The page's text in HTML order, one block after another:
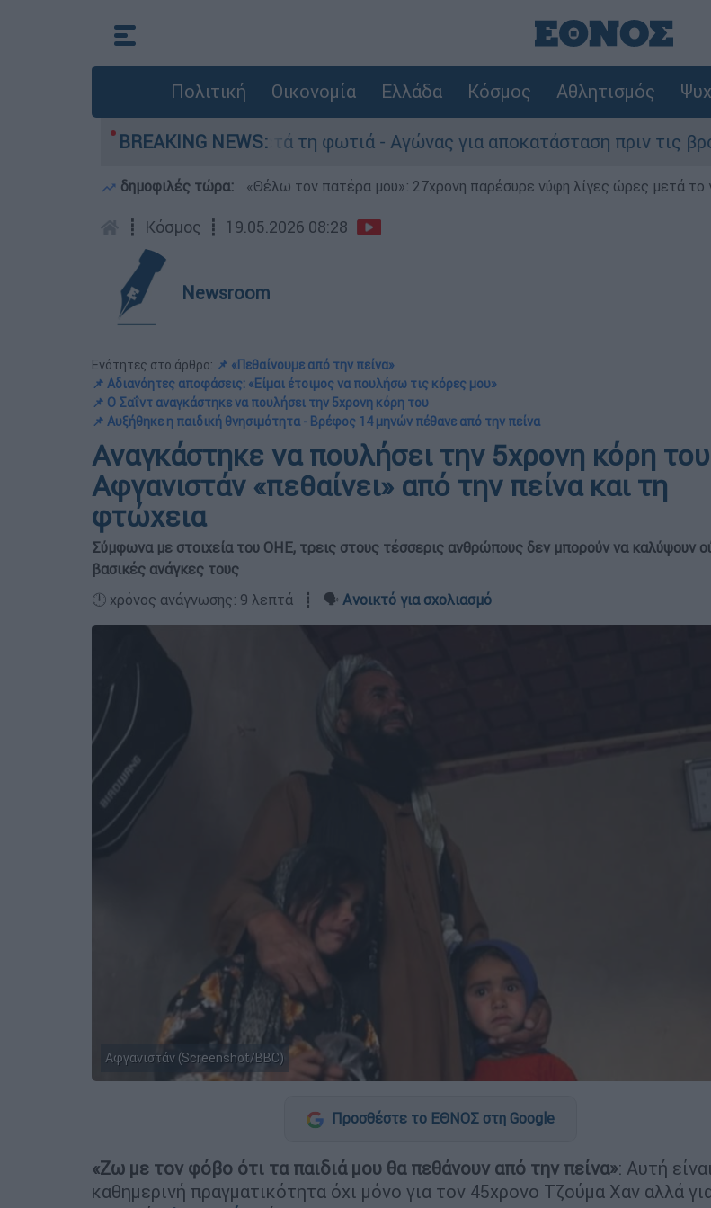
Πολιτική Οικονομία Ελλάδα Κόσμος Αθλητισμός
BREAKING NEWS:
Πόρτο Γερμανό μετά τη φωτιά - Αγώνας για αποκατάσταση πριν τις βροχές
δημοφιλές τώρα: «Θέλω τον πατέρα μου»: 27χρονη παρέσυρε νύφη λίγες ώρες μετά το
┋ Κόσμος ┋ 19.05.2026 08:28
Newsroom
Ενότητες στο άρθρο: 📌 «Πεθαίνουμε από την πείνα»
📌 Αδιανόητες αποφάσεις: «Είμαι έτοιμος να πουλήσω τις κόρες μου»
📌 Ο Σαΐντ αναγκάστηκε να πουλήσει την 5χρονη κόρη του
📌 Αυξήθηκε η παιδική θνησιμότητα - Βρέφος 14 μηνών πέθανε από την πείνα
Αναγκάστηκε να πουλήσει την 5χρονη κόρη
Αφγανιστάν «πεθαίνει» από την πείνα και τη
φτώχεια
Σύμφωνα με στοιχεία του ΟΗΕ, τρεις στους τέσσερις ανθρώπους δεν μπορούν να καλύψουν
βασικές ανάγκες τους
🕛 χρόνος ανάγνωσης: 9 λεπτά ┋ 🗣️ Ανοικτό για σχολιασμό
Αφγανιστάν (Screenshot/ΒΒC)
Προσθέστε το ΕΘΝΟΣ στη Google
«Ζω με τον φόβο ότι τα παιδιά μου θα πεθάνουν από την πείνα»: Αυτή
καθημερινή πραγματικότητα όχι μόνο για τον 45χρονο Τζούμα Χαν αλλά